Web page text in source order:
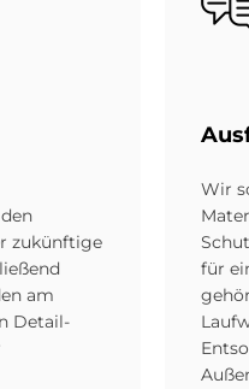
zukünftige
am
Detail-
Wir
für